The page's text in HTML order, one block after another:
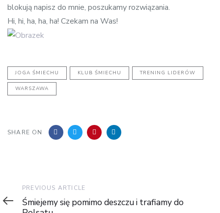
blokują napisz do mnie, poszukamy rozwiązania.
Hi, hi, ha, ha, ha! Czekam na Was!
JOGA ŚMIECHU KLUB ŚMIECHU TRENING LIDERÓW
WARSZAWA
SHARE ON
Previous
Article
PREVIOUS ARTICLE
Śmiejemy się pomimo deszczu i trafiamy do